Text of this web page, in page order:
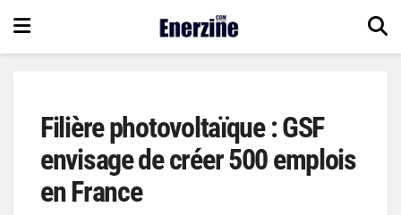
Filière photovoltaïque : GSF
envisage de créer 500 emplois
en France